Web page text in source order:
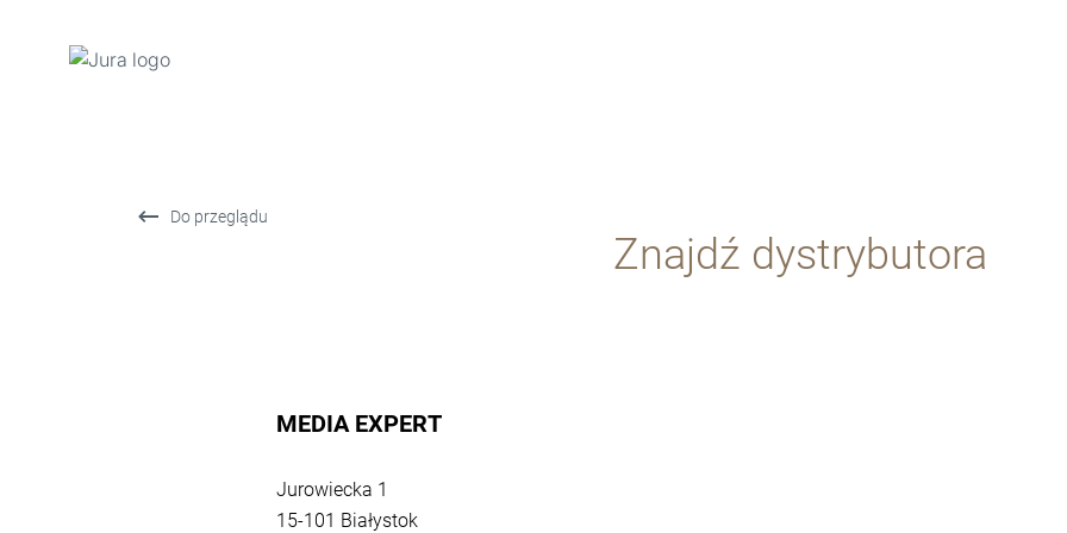
Do przeglądu
Znajdź dystrybutora
MEDIA EXPERT
Jurowiecka 1
15-101 Białystok